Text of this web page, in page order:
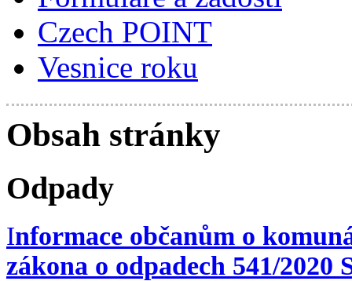
Czech POINT
Vesnice roku
Obsah stránky
Odpady
Informace občanům o
zákona o odpadech 541/2020